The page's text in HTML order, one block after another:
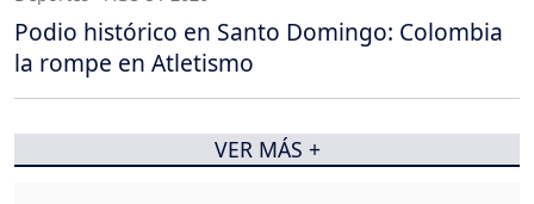
Podio histórico en Santo Domingo: Colombia
la rompe en Atletismo
VER MÁS +